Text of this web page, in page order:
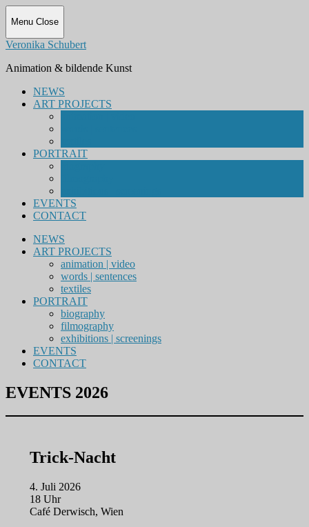
Menu Close
Veronika Schubert
Animation & bildende Kunst
NEWS
ART PROJECTS
PORTRAIT
EVENTS
CONTACT
NEWS
ART PROJECTS
animation | video
words | sentences
textiles
PORTRAIT
biography
filmography
exhibitions | screenings
EVENTS
CONTACT
EVENTS 2026
Trick-Nacht
4. Juli 2026
18 Uhr
Café Derwisch, Wien